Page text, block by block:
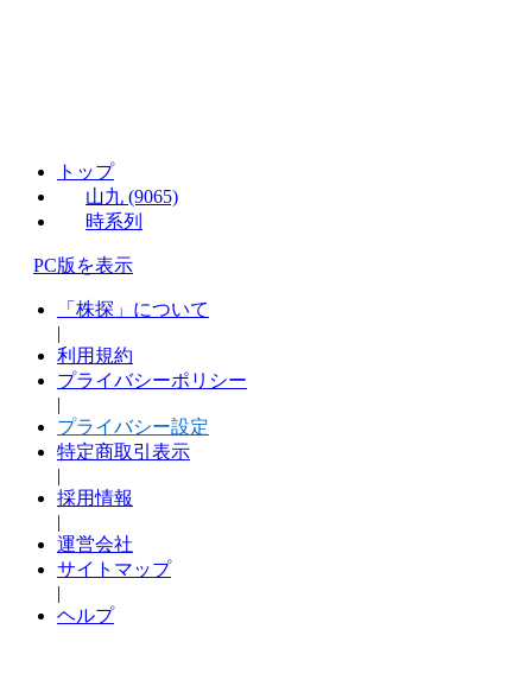
トップ
山九 (9065)
時系列
PC版を表示
「株探」について
|
利用規約
プライバシーポリシー
|
プライバシー設定
特定商取引表示
|
採用情報
|
運営会社
サイトマップ
|
ヘルプ